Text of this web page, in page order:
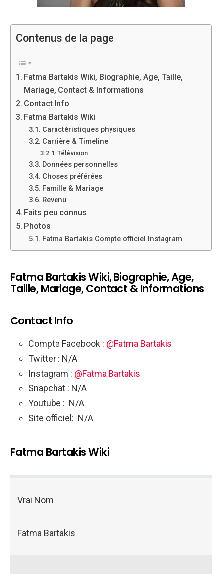
Contenus de la page
Fatma Bartakis Wiki, Biographie, Age, Taille,
Mariage, Contact & Informations
Contact Info
Fatma Bartakis Wiki
Caractéristiques physiques
Carrière & Timeline
Télévision
Données personnelles
Choses préférées
Famille & Mariage
Revenu
Faits peu connus
Photos
Fatma Bartakis Compte officiel Instagram
Fatma Bartakis Wiki, Biographie, Age,
Taille, Mariage, Contact & Informations
Contact Info
Compte Facebook : @Fatma Bartakis
Twitter : N/A
Instagram : @Fatma Bartakis
Snapchat : N/A
Youtube : N/A
Site officiel: N/A
Fatma Bartakis Wiki
Vrai Nom
Fatma Bartakis